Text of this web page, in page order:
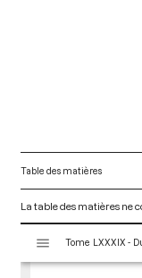
Table des matières
La table des matières ne
s